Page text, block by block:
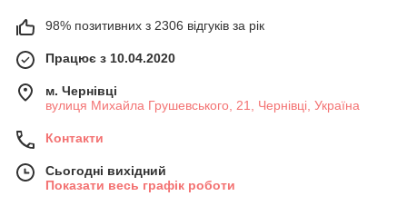
98% позитивних з 2306 відгуків за рік
Працює з 10.04.2020
м. Чернівці
вулиця Михайла Грушевського, 21, Чернівці, Україна
Контакти
Сьогодні вихідний
Показати весь графік роботи